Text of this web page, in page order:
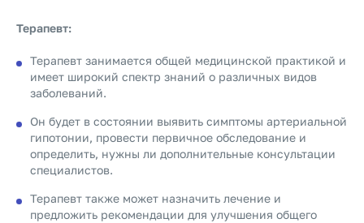
Терапевт:
Терапевт занимается общей медицинской практикой и
имеет широкий спектр знаний о различных видов
заболеваний.
Он будет в состоянии выявить симптомы артериальной
гипотонии, провести первичное обследование и
определить, нужны ли дополнительные консультации
специалистов.
Терапевт также может назначить лечение и
предложить рекомендации для улучшения общего